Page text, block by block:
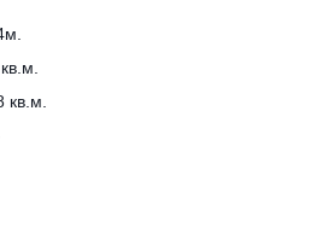
кв.м.